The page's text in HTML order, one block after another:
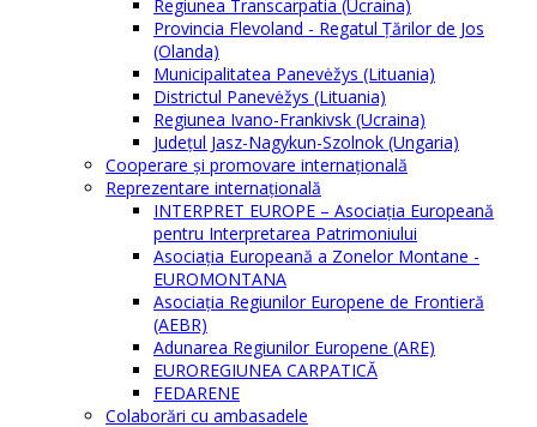
Regiunea Transcarpatia (Ucraina)
Provincia Flevoland - Regatul Ţărilor de Jos
(Olanda)
Municipalitatea Panevėžys (Lituania)
Districtul Panevėžys (Lituania)
Regiunea Ivano-Frankivsk (Ucraina)
Judeţul Jasz-Nagykun-Szolnok (Ungaria)
Cooperare şi promovare internaţională
Reprezentare internaţională
INTERPRET EUROPE – Asociația Europeană
pentru Interpretarea Patrimoniului
Asociația Europeană a Zonelor Montane -
EUROMONTANA
Asociația Regiunilor Europene de Frontieră
(AEBR)
Adunarea Regiunilor Europene (ARE)
EUROREGIUNEA CARPATICĂ
FEDARENE
Colaborări cu ambasadele